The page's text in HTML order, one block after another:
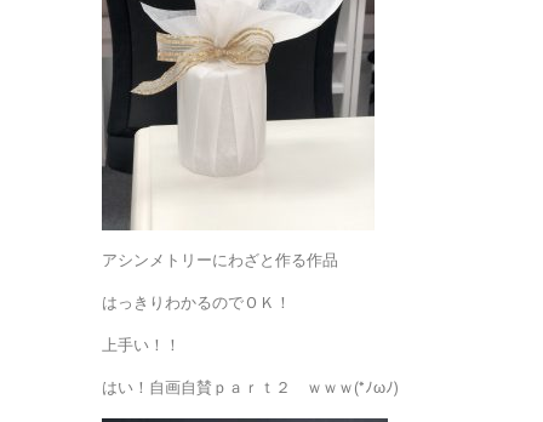
アシンメトリーにわざと作る作品
はっきりわかるのでＯＫ！
上手い！！
はい！自画自賛ｐａｒｔ２ ｗｗｗ(*ﾉωﾉ)